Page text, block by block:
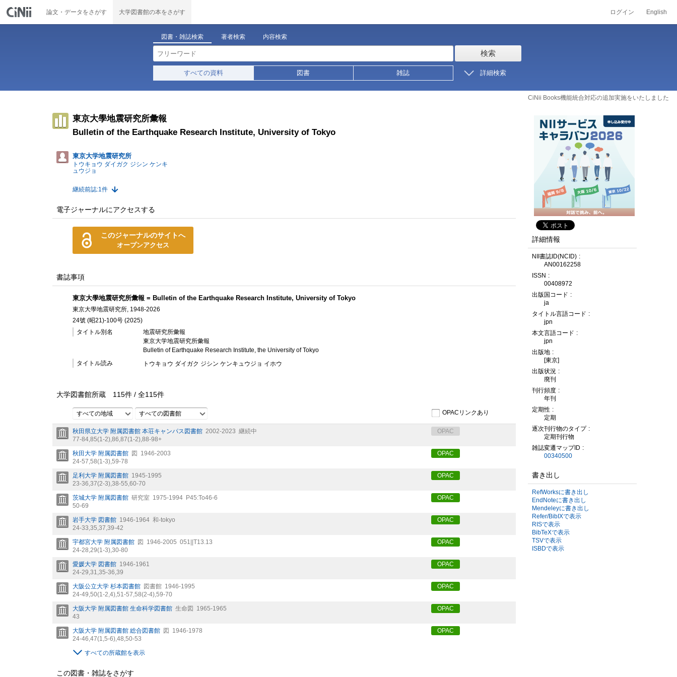
論文・データをさがす 大学図書館の本をさがす ログイン English
図書・雑誌検索 著者検索 内容検索
検索
すべての資料 図書 雑誌 詳細検索
CiNii Books機能統合対応の追加実施をいたしました
東京大學地震研究所彙報
Bulletin of the Earthquake Research Institute, University of Tokyo
東京大学地震研究所
トウキョウ ダイガク ジシン ケンキ
ュウジョ
継続前誌:1件
電子ジャーナルにアクセスする
このジャーナルのサイトへ
オープンアクセス
書誌事項
東京大學地震研究所彙報 = Bulletin of the Earthquake Research Institute, University of Tokyo
東京大學地震研究所, 1948-2026
24號 (昭21)-100号 (2025)
タイトル別名
地震研究所彙報
東京大学地震研究所彙報
Bulletin of Earthquake Research Institute, the University of Tokyo
タイトル読み
トウキョウ ダイガク ジシン ケンキュウジョ イホウ
大学図書館所蔵 115件 / 全115件
すべての地域 すべての図書館 OPACリンクあり
秋田県立大学 附属図書館 本荘キャンパス図書館 2002-2023 継続中
77-84, 85(1-2), 86, 87(1-2), 88-98+
OPAC
秋田大学 附属図書館 図 1946-2003
24-57, 58(1-3), 59-78
OPAC
足利大学 附属図書館 1945-1995
23-36, 37(2-3), 38-55, 60-70
OPAC
茨城大学 附属図書館 研究室 1975-1994 P45:To46-6
50-69
OPAC
岩手大学 図書館 1946-1964 和-tokyo
24-33, 35, 37, 39-42
OPAC
宇都宮大学 附属図書館 図 1946-2005 051||T13.13
24-28, 29(1-3), 30-80
OPAC
愛媛大学 図書館 1946-1961
24-29, 31, 35-36, 39
OPAC
大阪公立大学 杉本図書館 図書館 1946-1995
24-49, 50(1-2, 4), 51-57, 58(2-4), 59-70
OPAC
大阪大学 附属図書館 生命科学図書館 生命図 1965-1965
43
OPAC
大阪大学 附属図書館 総合図書館 図 1946-1978
24-46, 47(1, 5-6), 48, 50-53
OPAC
すべての所蔵館を表示
この図書・雑誌をさがす
詳細情報
NII書誌ID(NCID)
AN00162258
ISSN
00408972
出版国コード
ja
タイトル言語コード
jpn
本文言語コード
jpn
出版地
[東京]
出版状況
廃刊
刊行頻度
年刊
定期性
定期
逐次刊行物のタイプ
定期刊行物
雑誌変遷マップID
00340500
書き出し
RefWorksに書き出し
EndNoteに書き出し
Mendeleyに書き出し
Refer/BibIXで表示
RISで表示
BibTeXで表示
TSVで表示
ISBDで表示